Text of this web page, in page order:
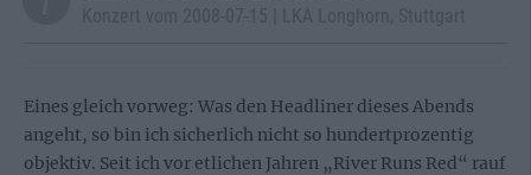
Eines gleich vorweg: Was den Headliner dieses Abends
angeht, so bin ich sicherlich nicht so hundertprozentig
objektiv. Seit ich vor etlichen Jahren „River Runs Red“ rauf